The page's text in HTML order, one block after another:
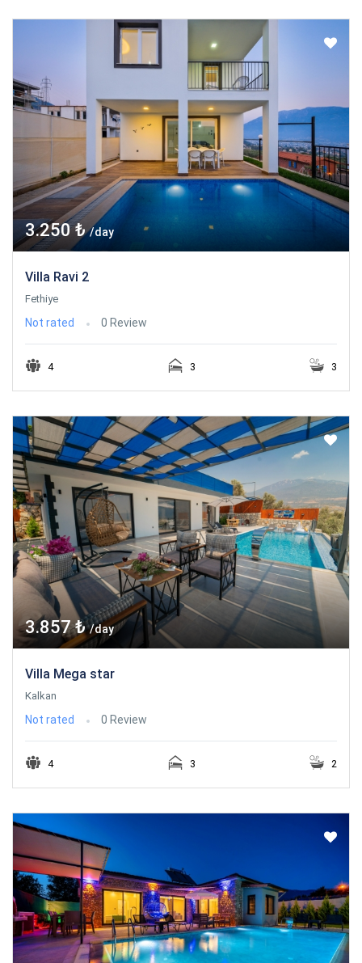
3.250 ₺/day
Villa Ravi 2
Fethiye
Not rated 0 Review
4 3 3
3.857 ₺/day
Villa Mega star
Kalkan
Not rated 0 Review
4 3 2